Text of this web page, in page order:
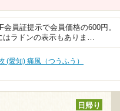
員証提示で会員価格の600円。
はラドンの表示もありま…
(愛知) 痛風（つうふう）
日帰り